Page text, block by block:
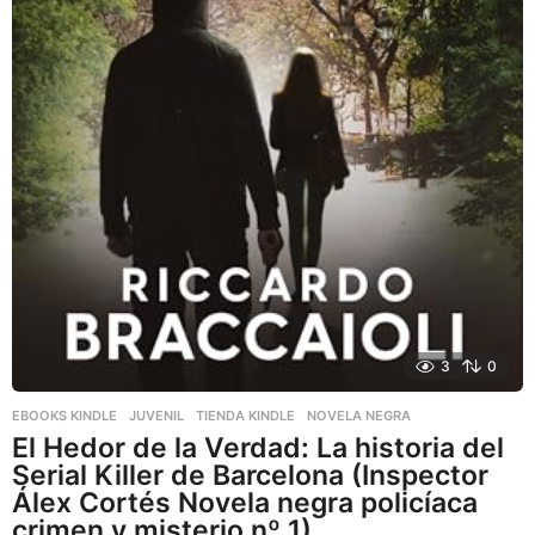
3 0
EBOOKS KINDLE ,JUVENIL ,TIENDA KINDLE NOVELA NEGRA
El Hedor de la Verdad: La historia del
Serial Killer de Barcelona (Inspector
Álex Cortés Novela negra policíaca